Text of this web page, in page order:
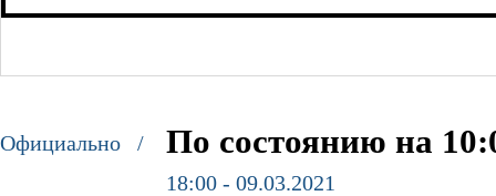
Официально / По состоянию на
18:00 - 09.03.2021